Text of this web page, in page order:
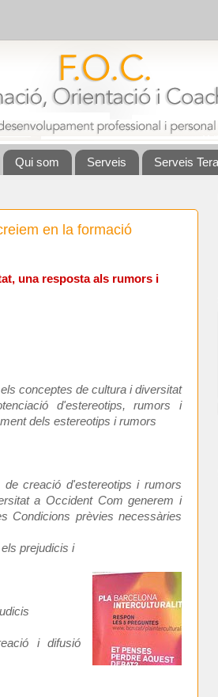
Qui som Serveis Serveis
en la formació
una resposta als rumors i
conceptes de cultura i diversitat
d'estereotips, rumors i
dels estereotips i rumors
creació d'estereotips i rumors
a Occident Com generem i
Condicions prèvies necessàries
prejudicis i
i difusió